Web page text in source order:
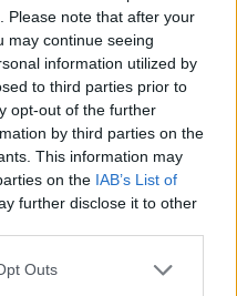
Please note that after your
may continue seeing
information utilized by
to third parties prior to
opt-out of the further
by third parties on the
This information may
on the IAB’s List of
further disclose it to other
Outs
de
para poder
futuro"